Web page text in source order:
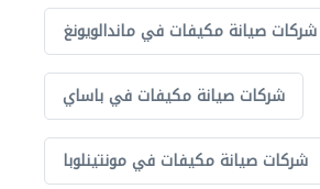
شركات صيانة مكيفات في ماندالويونغ
شركات صيانة مكيفات في باساي
شركات صيانة مكيفات في مونتينلوبا